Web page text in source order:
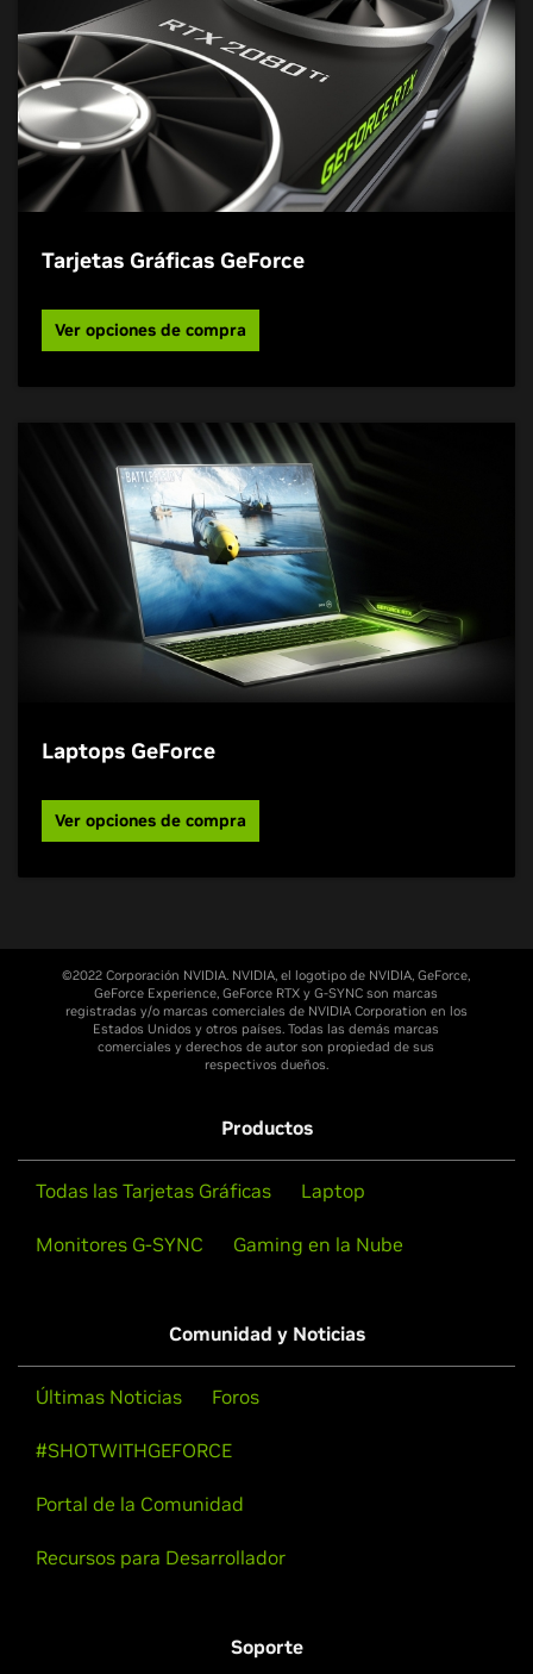
Tarjetas Gráficas GeForce
Ver opciones de compra
Laptops GeForce
Ver opciones de compra
©2022 Corporación NVIDIA. NVIDIA, el logotipo de NVIDIA, GeForce,
GeForce Experience, GeForce RTX y G-SYNC son marcas
registradas y/o marcas comerciales de NVIDIA Corporation en los
Estados Unidos y otros países. Todas las demás marcas
comerciales y derechos de autor son propiedad de sus
respectivos dueños.
Productos
Todas las Tarjetas Gráficas Laptop
Monitores G-SYNC Gaming en la Nube
Comunidad y Noticias
Últimas Noticias Foros
#SHOTWITHGEFORCE
Portal de la Comunidad
Recursos para Desarrollador
Soporte